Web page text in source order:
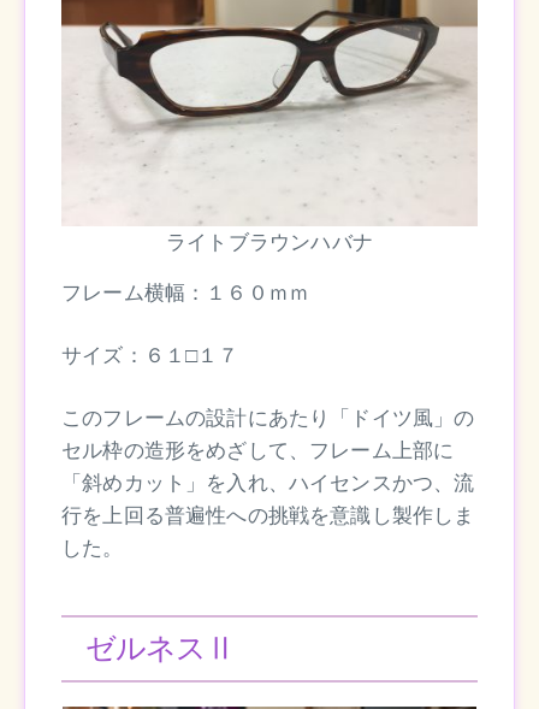
ライトブラウンハバナ
フレーム横幅：１６０ｍｍ
サイズ：６１□１７
このフレームの設計にあたり「ドイツ風」の
セル枠の造形をめざして、フレーム上部に
「斜めカット」を入れ、ハイセンスかつ、流
行を上回る普遍性への挑戦を意識し製作しま
した。
ゼルネスⅡ